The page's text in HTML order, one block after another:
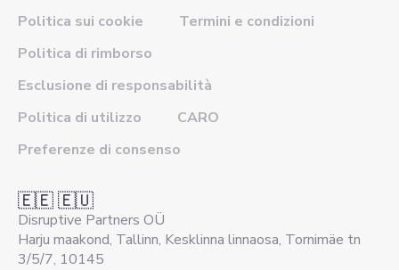
Politica sui cookie
Termini e condizioni
Politica di rimborso
Esclusione di responsabilità
Politica di utilizzo
CARO
Preferenze di consenso
🇪🇪 🇪🇺
Disruptive Partners OÜ
Harju maakond, Tallinn, Kesklinna linnaosa, Tornimäe tn
3/5/7, 10145